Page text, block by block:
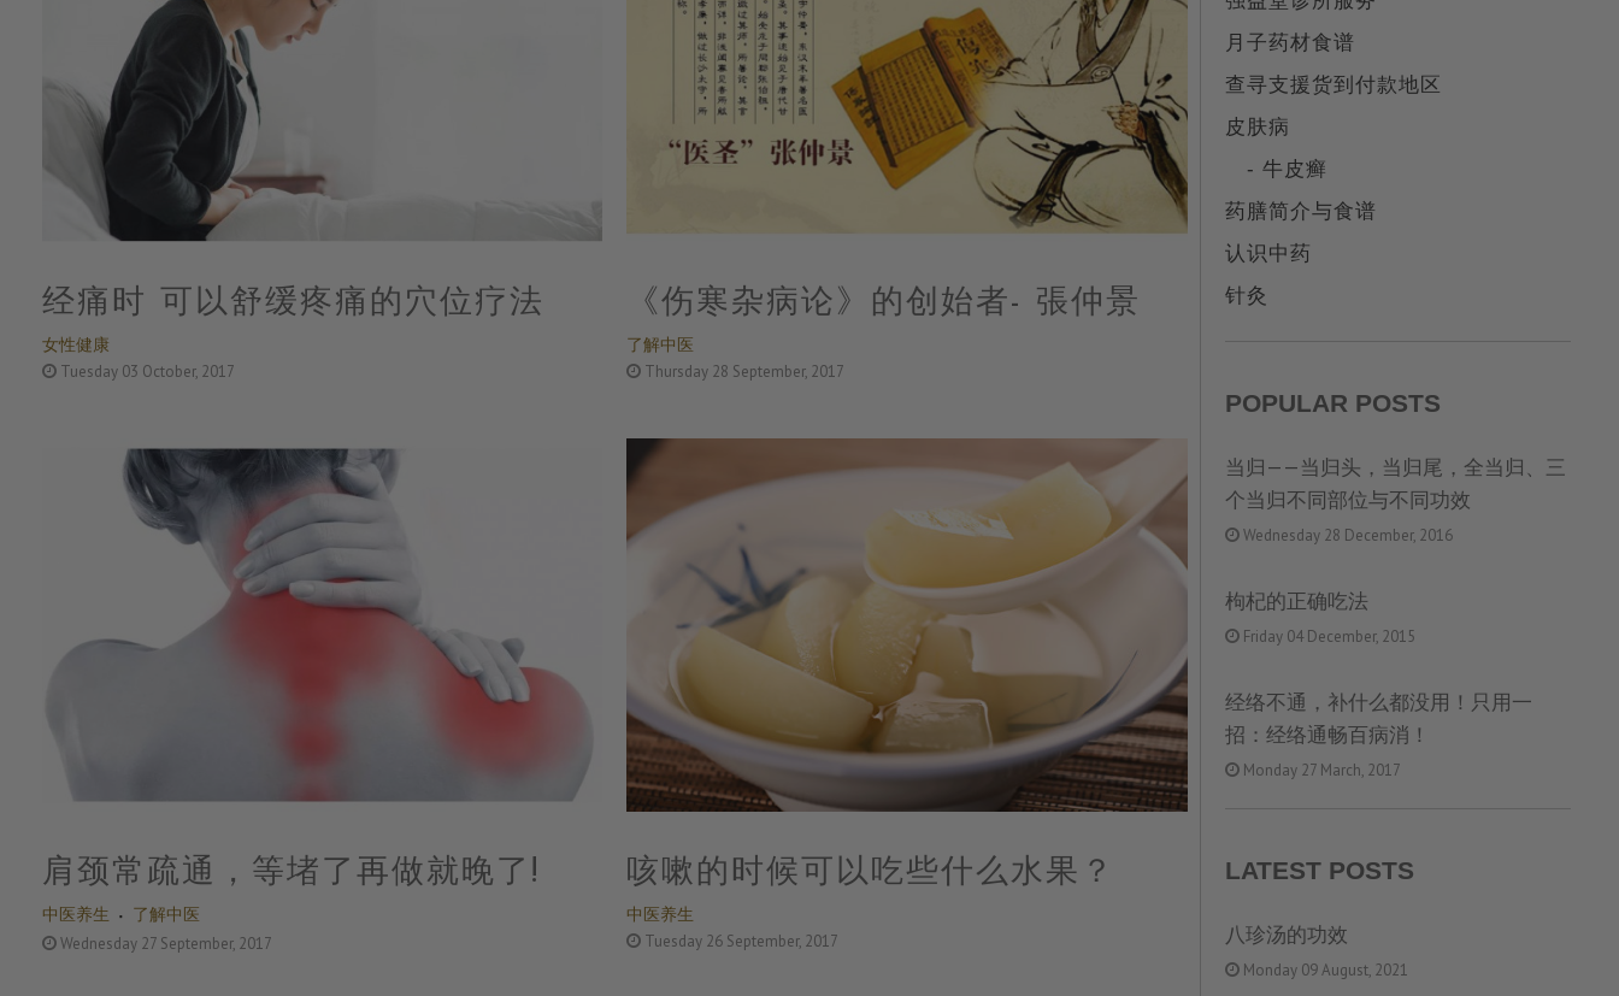
女性健康
经痛时 可以舒缓疼痛的穴位疗法
Tuesday 03 October, 2017
了解中医
《伤寒杂病论》的创始者- 張仲景
Thursday 28 September, 2017
中医养生 了解中医
肩颈常疏通，等堵了再做就晚了!
Wednesday 27 September, 2017
中医养生
咳嗽的时候可以吃些什么水果？
Tuesday 26 September, 2017
月子药材食谱
查寻支援货到付款地区
皮肤病
- 牛皮癣
药膳简介与食谱
认识中药
针灸
POPULAR POSTS
当归——当归头，当归尾，全当归、三
个当归不同部位与不同功效
Wednesday 28 December, 2016
枸杞的正确吃法
Friday 04 December, 2015
经络不通，补什么都没用！只用一
招：经络通畅百病消！
Monday 27 March, 2017
LATEST POSTS
八珍汤的功效
Monday 09 August, 2021